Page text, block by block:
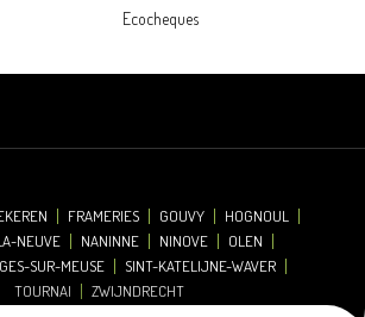
Ecocheques
FRAMERIES GOUVY
HOGNOUL
NEUVE
NANINNE NINOVE
OLEN
SUR-MEUSE
SINT-KATELIJNE-WAVER
TOURNAI
ZWIJNDRECHT